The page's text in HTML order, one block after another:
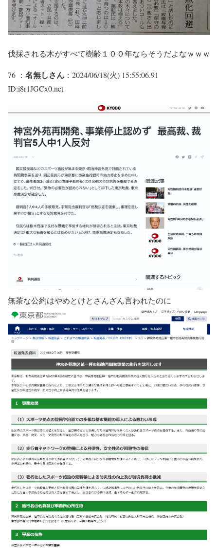
伐採される木がすべて樹齢１００年ならそうだよなｗｗｗ
76 ： 名無しさん ：2024/06/18(火) 15:55:06.91
ID:i8r1JGCx0.net
無茶な公約はやめとけとさんざん言われたのに